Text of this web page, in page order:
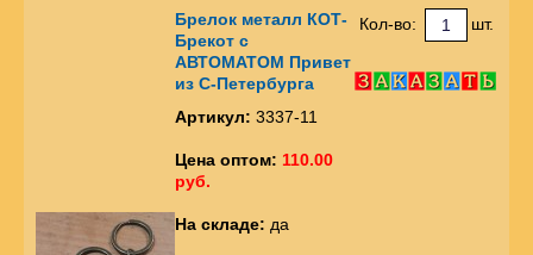
Брелок металл КОТ-
Брекот с
АВТОМАТОМ Привет
из С-Петербурга
Артикул: 3337-11
Цена оптом: 110.00
руб.
На складе: да
Кол-во: шт.